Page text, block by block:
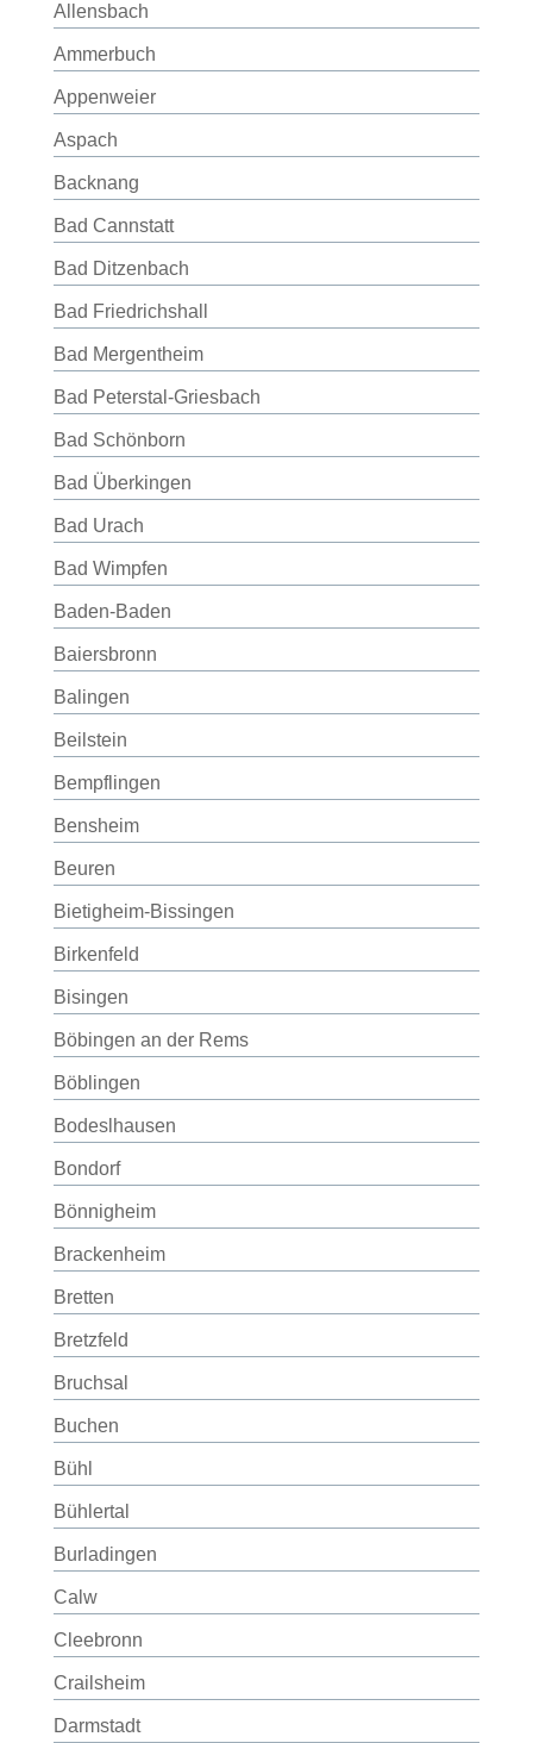
Allensbach
Ammerbuch
Appenweier
Aspach
Backnang
Bad Cannstatt
Bad Ditzenbach
Bad Friedrichshall
Bad Mergentheim
Bad Peterstal-Griesbach
Bad Schönborn
Bad Überkingen
Bad Urach
Bad Wimpfen
Baden-Baden
Baiersbronn
Balingen
Beilstein
Bempflingen
Bensheim
Beuren
Bietigheim-Bissingen
Birkenfeld
Bisingen
Böbingen an der Rems
Böblingen
Bodeslhausen
Bondorf
Bönnigheim
Brackenheim
Bretten
Bretzfeld
Bruchsal
Buchen
Bühl
Bühlertal
Burladingen
Calw
Cleebronn
Crailsheim
Darmstadt